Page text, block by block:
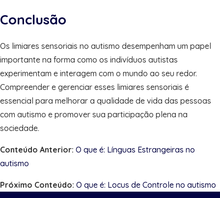
Conclusão
Os limiares sensoriais no autismo desempenham um papel
importante na forma como os indivíduos autistas
experimentam e interagem com o mundo ao seu redor.
Compreender e gerenciar esses limiares sensoriais é
essencial para melhorar a qualidade de vida das pessoas
com autismo e promover sua participação plena na
sociedade.
Conteúdo Anterior: O que é: Línguas Estrangeiras no
autismo
Próximo Conteúdo: O que é: Locus de Controle no autismo